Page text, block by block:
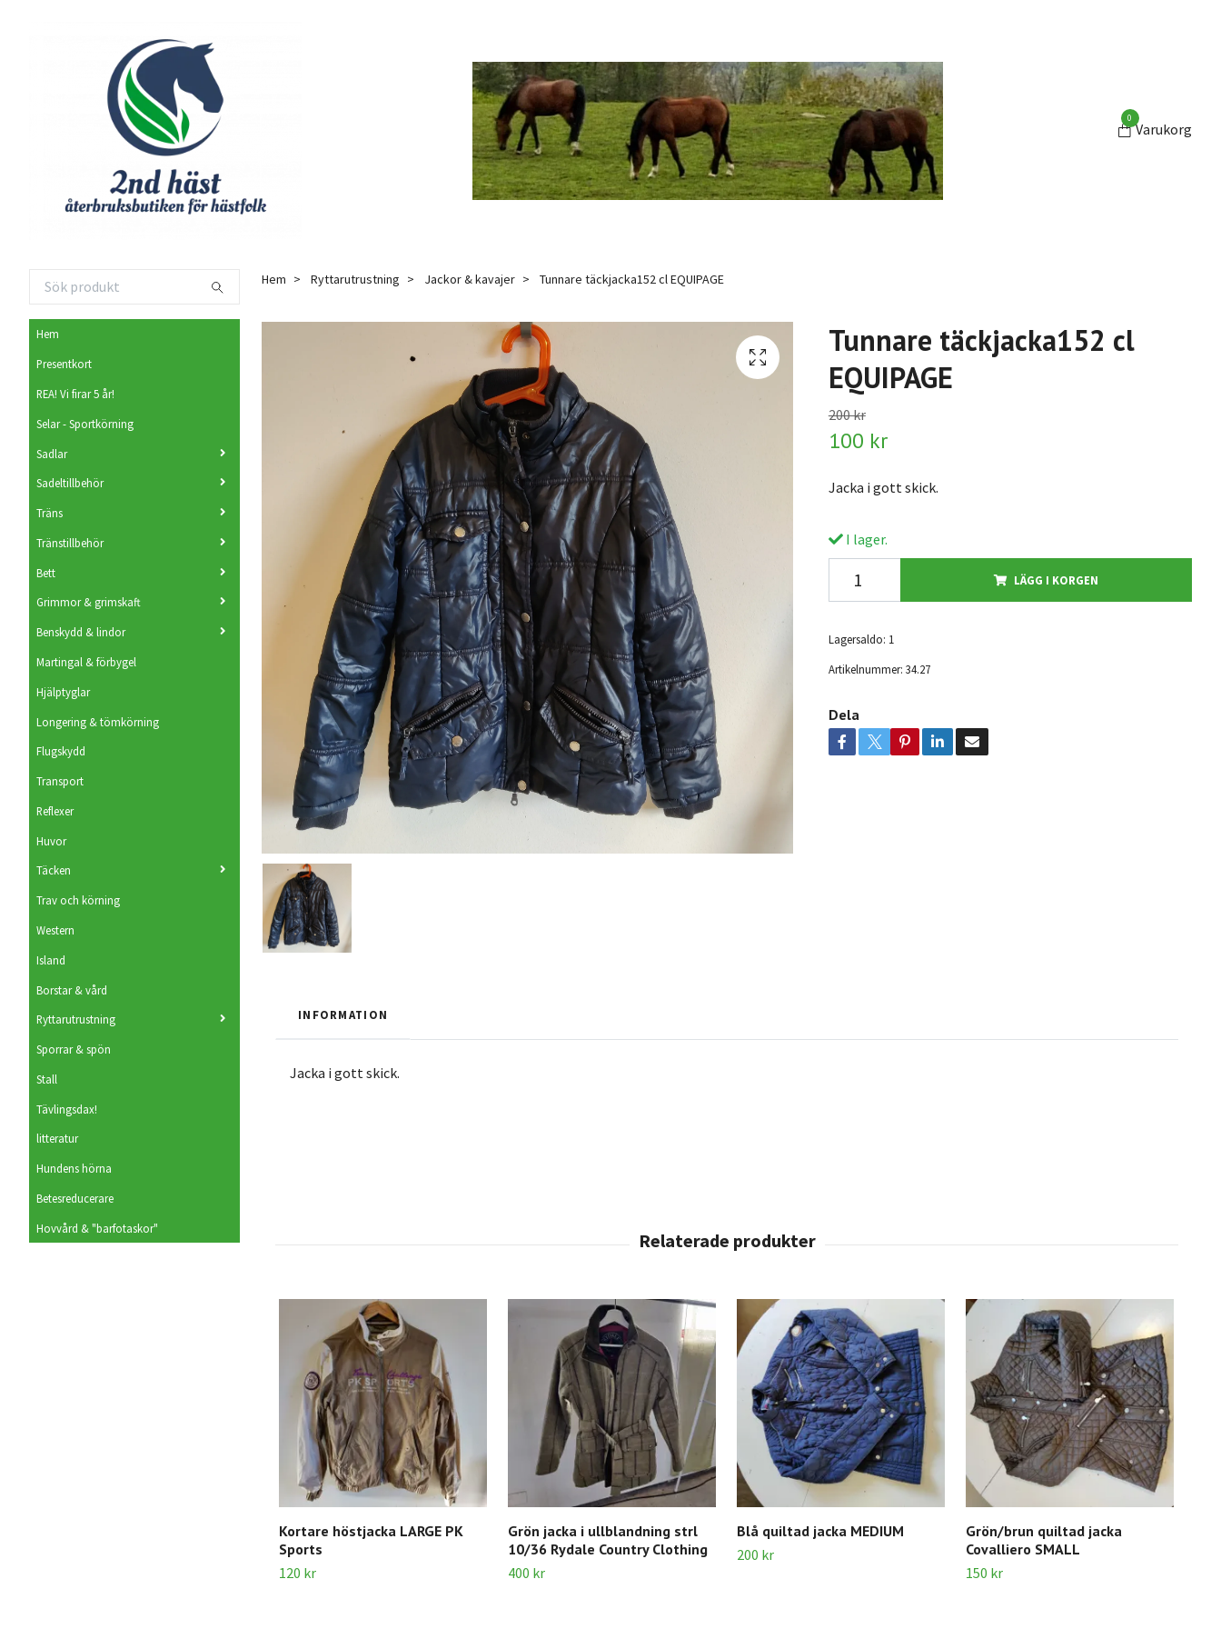
0
Varukorg
Hem
Presentkort
REA! Vi firar 5 år!
Selar - Sportkörning
Sadlar
Sadeltillbehör
Träns
Tränstillbehör
Bett
Grimmor & grimskaft
Benskydd & lindor
Martingal & förbygel
Hjälptyglar
Longering & tömkörning
Flugskydd
Transport
Reflexer
Huvor
Täcken
Trav och körning
Western
Island
Borstar & vård
Ryttarutrustning
Sporrar & spön
Stall
Tävlingsdax!
litteratur
Hundens hörna
Betesreducerare
Hovvård & "barfotaskor"
Hem Ryttarutrustning Jackor & kavajer Tunnare täckjacka152 cl EQUIPAGE
Tunnare täckjacka152 cl
EQUIPAGE
200 kr
100 kr
Jacka i gott skick.
I lager.
LÄGG I KORGEN
Lagersaldo: 1
Artikelnummer: 34.27
Dela
INFORMATION
Jacka i gott skick.
Kortare höstjacka LARGE PK
Sports
120 kr
Grön jacka i ullblandning strl
10/36 Rydale Country Clothing
400 kr
Blå quiltad jacka MEDIUM
200 kr
Grön/brun quiltad jacka
Covalliero SMALL
150 kr